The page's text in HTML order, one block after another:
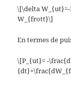
\[\delta
W_{frott}\]
En termes de
\[P_{ut}= -